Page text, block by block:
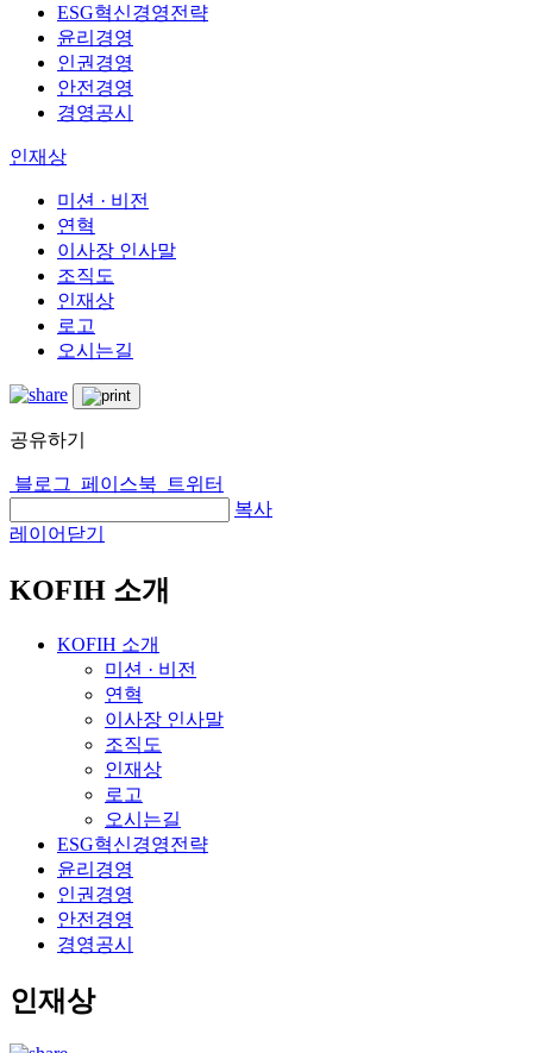
ESG혁신경영전략
윤리경영
인권경영
안전경영
경영공시
인재상
미션 · 비전
연혁
이사장 인사말
조직도
인재상
로고
오시는길
공유하기
블로그 페이스북
트위터
복사
레이어닫기
KOFIH 소개
KOFIH 소개
미션 · 비전
연혁
이사장 인사말
조직도
인재상
로고
오시는길
ESG혁신경영전략
윤리경영
인권경영
안전경영
경영공시
인재상